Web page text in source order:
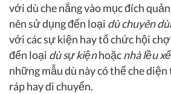
với dù che nắng vào mục đích
nên sử dụng đến loại dù chuyên
với các sự kiện hay tổ chức hội
đến loại dù sự kiệnhoặcnhà lều
những mẫu dù này có thể che
ráp hay di chuyển.